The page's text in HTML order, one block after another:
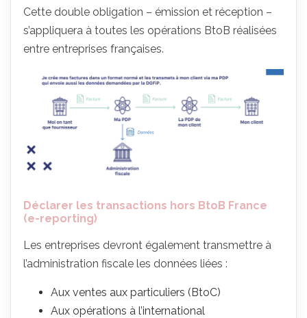
Cette double obligation – émission et réception –
s’appliquera à toutes les opérations BtoB réalisées
entre entreprises françaises.
Déclarer les transactions hors BtoB France
(e-reporting)
Les entreprises devront également transmettre à
l’administration fiscale les données liées :
Aux ventes aux particuliers (BtoC)
Aux opérations à l’international